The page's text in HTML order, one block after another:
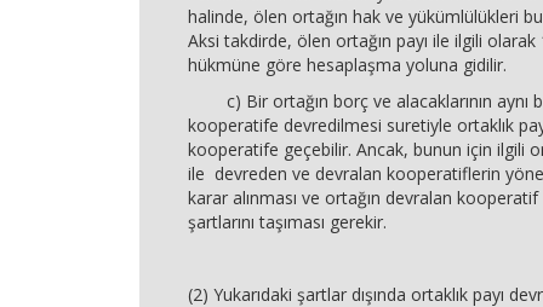
halinde, ölen ortağın hak ve yükümlülükleri
Aksi takdirde, ölen ortağın payı ile ilgili
hükmüne göre hesaplaşma yoluna gidilir.
c) Bir ortağın borç ve alacaklarının aynı
kooperatife devredilmesi suretiyle ortaklık
kooperatife geçebilir. Ancak, bunun için ilgili
ile devreden ve devralan kooperatiflerin
karar alınması ve ortağın devralan kooperatif
şartlarını taşıması gerekir.
(2) Yukarıdaki şartlar dışında ortaklık payı